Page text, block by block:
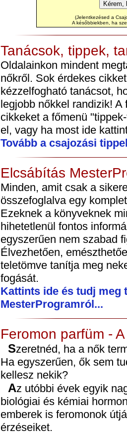
(Jelentkezésed a
A későbbiekben, ha
Tanácsok, tippek,
Oldalainkon mindent
nőkről. Sok érdekes
kézzelfogható tanácsot,
legjobb nőkkel randizik!
cikkeket a főmenü
el, vagy ha most ide
Tovább a csajozási
Elcsábítás
Minden, amit csak a
összefoglalva egy
Ezeknek a könyveknek
hihetetlenül fontos
egyszerűen nem szabad
Élvezhetően,
teletömve tanítja meg
fogását.
Kattints ide és tudj meg
MesterProgramról...
Feromon parfüm -
Szeretnéd, ha a nők természetesen vonzódnának hozzád?
Ha egyszerűen, ők sem
kellesz nekik?
Az utóbbi évek egyik nagy tudományos áttörése volt a
biológiai és kémiai
emberek is feromonok
érzéseiket.